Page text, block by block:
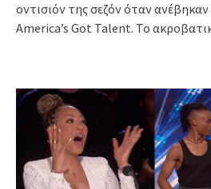
οντισιόν της σεζόν όταν
America’s Got Talent. Το